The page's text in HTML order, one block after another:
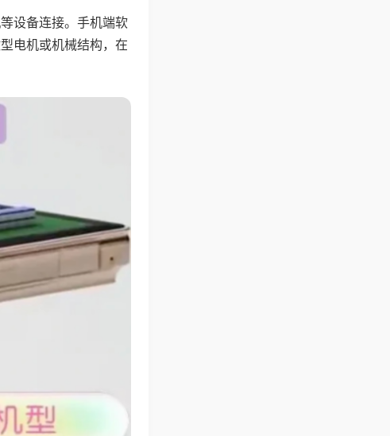
设备连接。手机端软
电机或机械结构，在